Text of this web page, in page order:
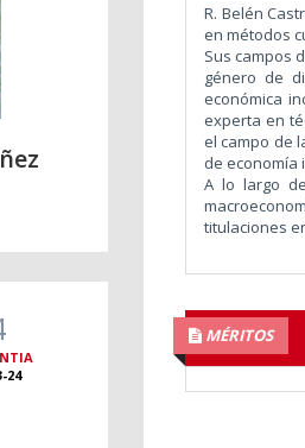
24
R. Belén
en métodos
Sus campos
género de
económica
experta en
el campo de
de economía
A lo largo
titulaciones
MÉRITOS